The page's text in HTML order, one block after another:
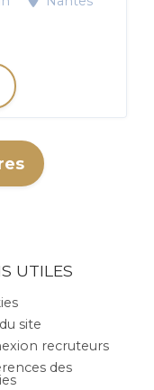
UTILES
site
recruteurs
des